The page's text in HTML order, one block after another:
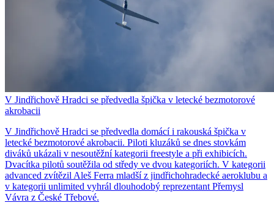
V Jindřichově Hradci se předvedla špička v letecké bezmotorové
akrobacii
V Jindřichově Hradci se předvedla domácí i rakouská špička v
letecké bezmotorové akrobacii. Piloti kluzáků se dnes stovkám
diváků ukázali v nesoutěžní kategorii freestyle a při exhibicích.
Dvacítka pilotů soutěžila od středy ve dvou kategoriích. V kategorii
advanced zvítězil Aleš Ferra mladší z jindřichohradecké aeroklubu a
v kategorii unlimited vyhrál dlouhodobý reprezentant Přemysl
Vávra z České Třebové.